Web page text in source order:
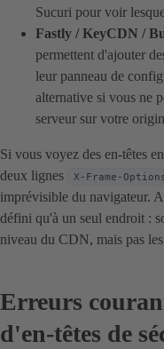
Sucuri pour voir
Fastly / KeyCDN /
permettent d'ajouter
leur panneau de
alternative si vous ne
serveur sur votre
Si vous voyez des en-têtes
deux lignes
X-Frame-
imprévisible du navigateur.
défini qu'à un seul endroit :
niveau du CDN, mais pas
Erreurs
d'en-têtes de